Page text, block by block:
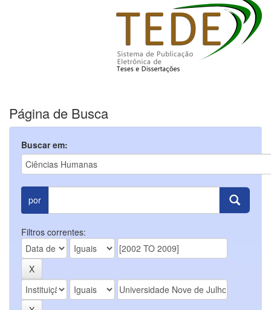
Página de Busca
Buscar em:
por
Filtros correntes: